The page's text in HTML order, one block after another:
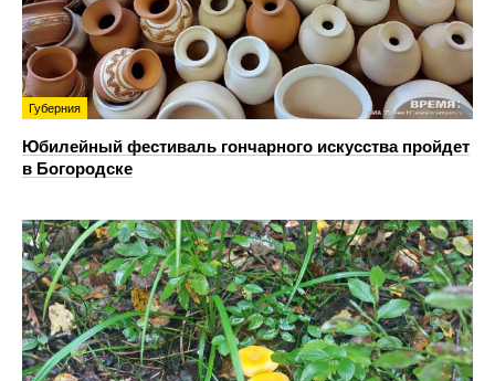
Губерния
Юбилейный фестиваль гончарного искусства пройдет
в Богородске